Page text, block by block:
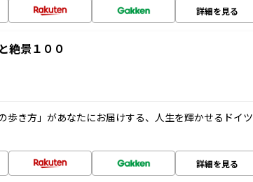
詳細を見る
絶景１００
歩き方」があなたにお届けする、人生を輝かせるドイツ
詳細を見る